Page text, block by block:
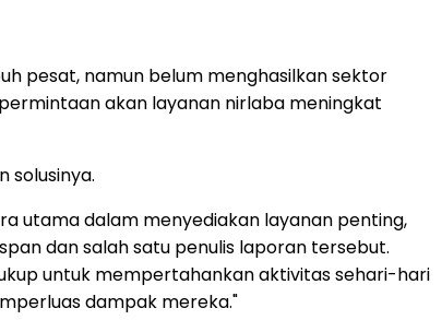
pesat, namun belum menghasilkan sektor
akan layanan nirlaba meningkat
solusinya.
utama dalam menyediakan layanan penting,
dan salah satu penulis laporan tersebut.
untuk mempertahankan aktivitas sehari-hari
dampak mereka."